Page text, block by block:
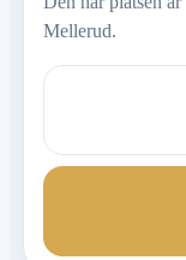
Mellerud.